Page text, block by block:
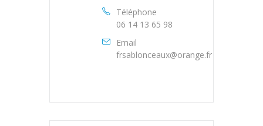
Téléphone
06 14 13 65 98
Email
frsablonceaux@orange.fr